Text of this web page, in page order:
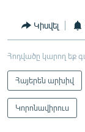
Կիսվել
Հոդվածը կարող եք
Հայերեն արխիվ
Կորոնավիրուս